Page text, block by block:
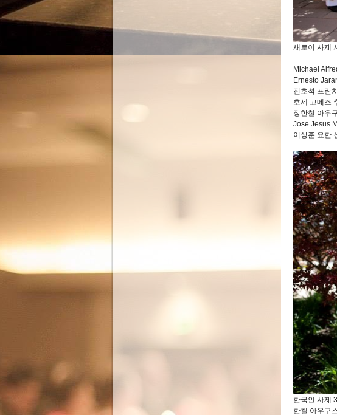
새로이 사제
Michael
Ernesto
진호석 프란
호세 고메즈
장한철 아우
Jose Jesus
이상훈 요한
한국인 사제
한철 아우구